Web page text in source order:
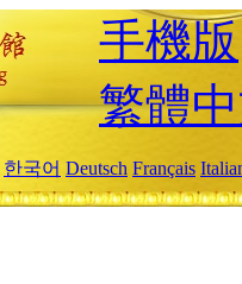
手機版
繁體
한국어 Deutsch Français